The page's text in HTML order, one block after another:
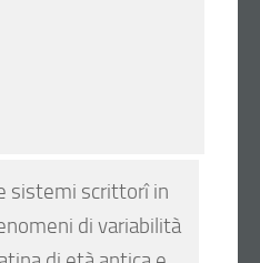
sistemi scrittorî in
di variabilità